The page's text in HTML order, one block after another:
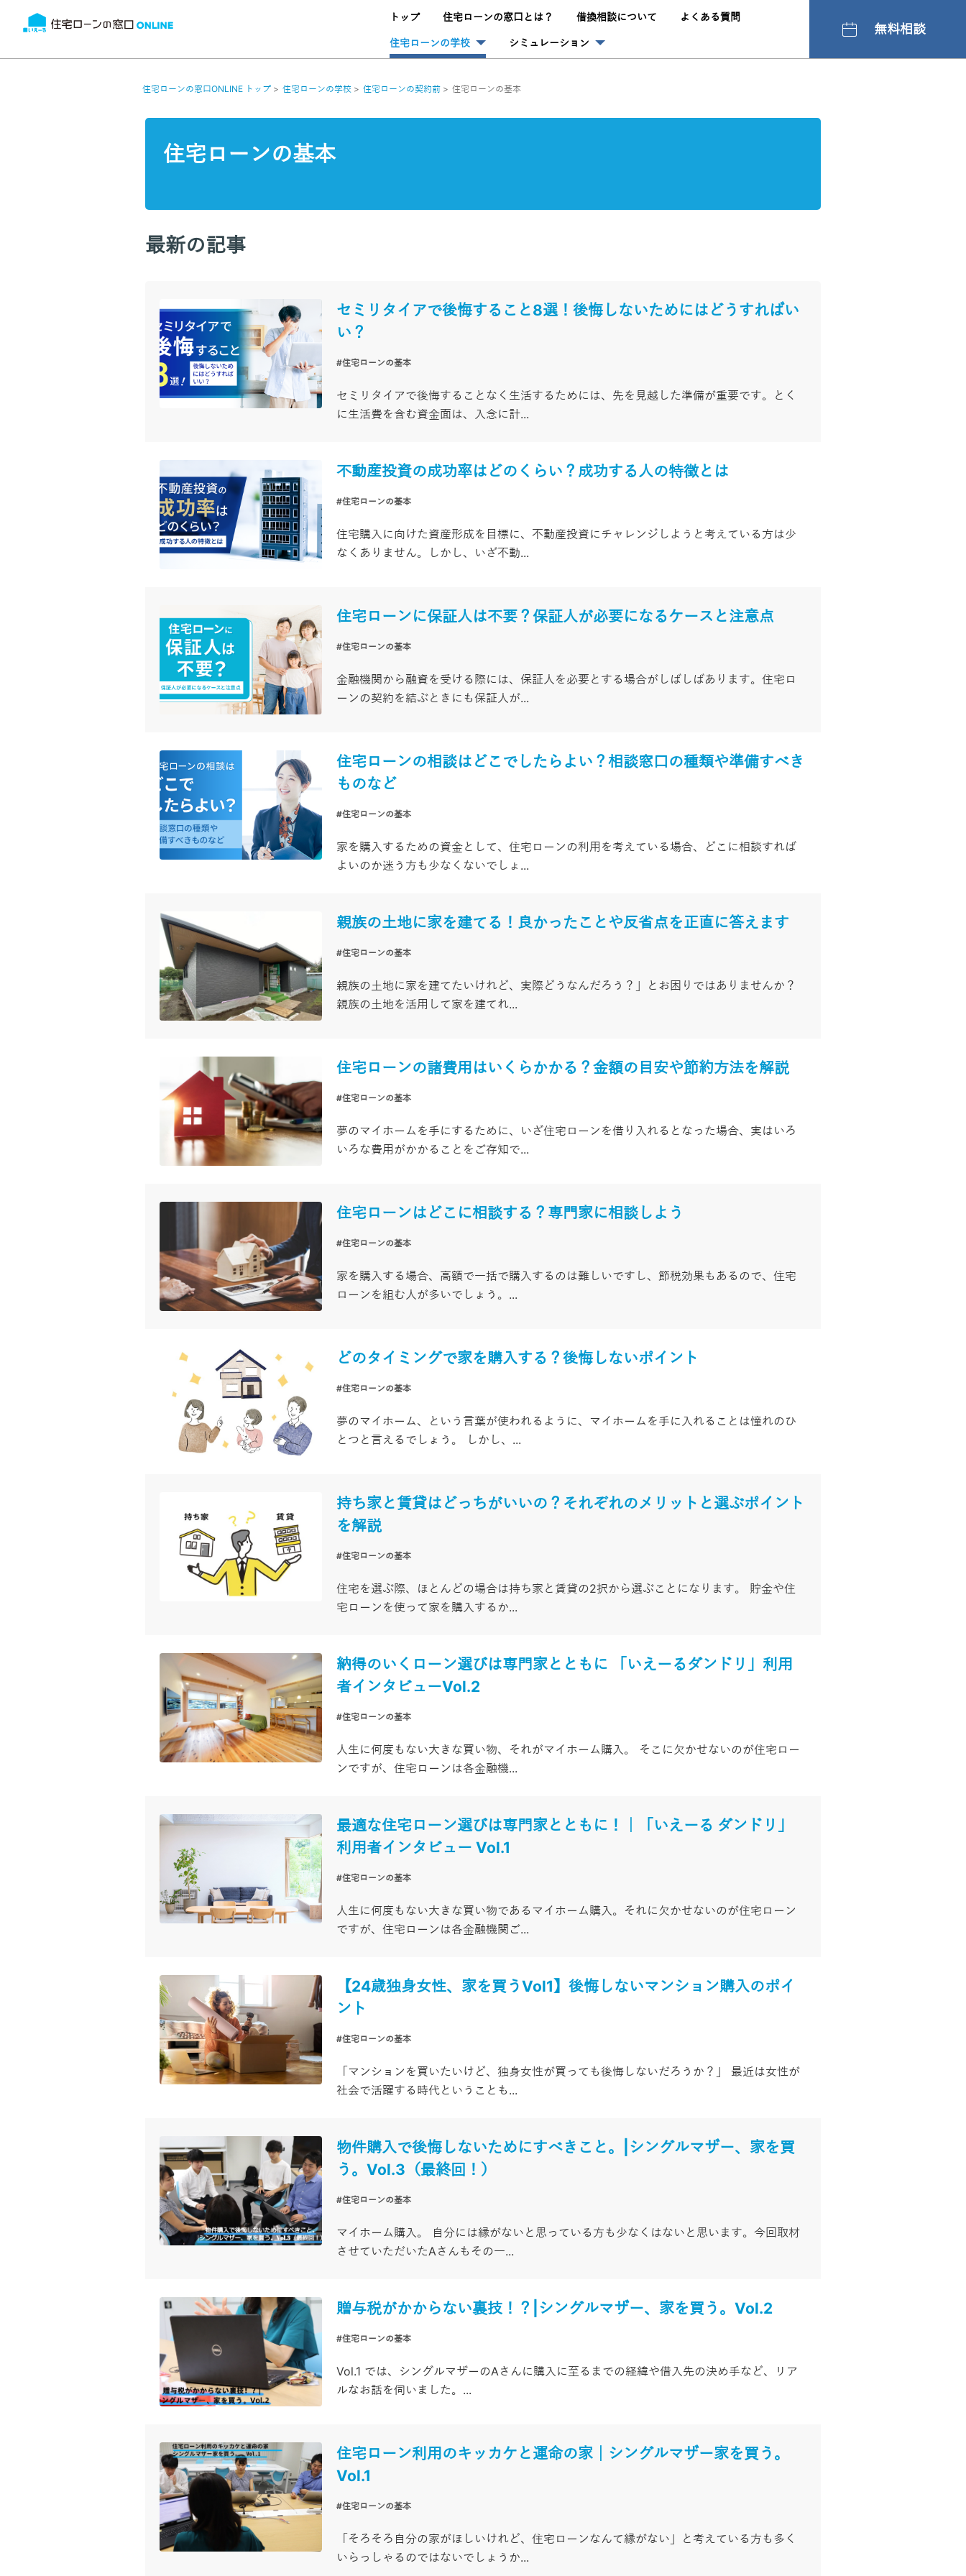
トップ 住宅ローンの窓口とは？ 借換相談について よくある質問
住宅ローンの学校 シミュレーション
無料相談
住宅ローンの窓口ONLINE トップ 住宅ローンの学校 住宅ローンの契約前 住宅ローンの基本
住宅ローンの基本
最新の記事
セミリタイアで後悔すること8選！後悔しないためにはどうすればい
い？
#住宅ローンの基本
セミリタイアで後悔することなく生活するためには、先を見越した準備が重要です。とく
に生活費を含む資金面は、入念に計...
不動産投資の成功率はどのくらい？成功する人の特徴とは
#住宅ローンの基本
住宅購入に向けた資産形成を目標に、不動産投資にチャレンジしようと考えている方は少
なくありません。しかし、いざ不動...
住宅ローンに保証人は不要？保証人が必要になるケースと注意点
#住宅ローンの基本
金融機関から融資を受ける際には、保証人を必要とする場合がしばしばあります。住宅ロ
ーンの契約を結ぶときにも保証人が...
住宅ローンの相談はどこでしたらよい？相談窓口の種類や準備すべき
ものなど
#住宅ローンの基本
家を購入するための資金として、住宅ローンの利用を考えている場合、どこに相談すれば
よいのか迷う方も少なくないでしょ...
親族の土地に家を建てる！良かったことや反省点を正直に答えます
#住宅ローンの基本
親族の土地に家を建てたいけれど、実際どうなんだろう？」とお困りではありませんか？
親族の土地を活用して家を建てれ...
住宅ローンの諸費用はいくらかかる？金額の目安や節約方法を解説
#住宅ローンの基本
夢のマイホームを手にするために、いざ住宅ローンを借り入れるとなった場合、実はいろ
いろな費用がかかることをご存知で...
住宅ローンはどこに相談する？専門家に相談しよう
#住宅ローンの基本
家を購入する場合、高額で一括で購入するのは難しいですし、節税効果もあるので、住宅
ローンを組む人が多いでしょう。...
どのタイミングで家を購入する？後悔しないポイント
#住宅ローンの基本
夢のマイホーム、という言葉が使われるように、マイホームを手に入れることは憧れのひ
とつと言えるでしょう。 しかし、...
持ち家と賃貸はどっちがいいの？それぞれのメリットと選ぶポイント
を解説
#住宅ローンの基本
住宅を選ぶ際、ほとんどの場合は持ち家と賃貸の2択から選ぶことになります。 貯金や住
宅ローンを使って家を購入するか...
納得のいくローン選びは専門家とともに 「いえーるダンドリ」利用
者インタビューVol.2
#住宅ローンの基本
人生に何度もない大きな買い物、それがマイホーム購入。 そこに欠かせないのが住宅ロー
ンですが、住宅ローンは各金融機...
最適な住宅ローン選びは専門家とともに！｜「いえーる ダンドリ」
利用者インタビュー Vol.1
#住宅ローンの基本
人生に何度もない大きな買い物であるマイホーム購入。それに欠かせないのが住宅ローン
ですが、住宅ローンは各金融機関ご...
【24歳独身女性、家を買うVol1】後悔しないマンション購入のポイ
ント
#住宅ローンの基本
「マンションを買いたいけど、独身女性が買っても後悔しないだろうか？」 最近は女性が
社会で活躍する時代ということも...
物件購入で後悔しないためにすべきこと。|シングルマザー、家を買
う。Vol.3（最終回！）
#住宅ローンの基本
マイホーム購入。 自分には縁がないと思っている方も少なくはないと思います。今回取材
させていただいたAさんもその一...
贈与税がかからない裏技！？|シングルマザー、家を買う。Vol.2
#住宅ローンの基本
Vol.1 では、シングルマザーのAさんに購入に至るまでの経緯や借入先の決め手など、リア
ルなお話を伺いました。...
住宅ローン利用のキッカケと運命の家│シングルマザー家を買う。
Vol.1
#住宅ローンの基本
「そろそろ自分の家がほしいけれど、住宅ローンなんて縁がない」と考えている方も多く
いらっしゃるのではないでしょうか...